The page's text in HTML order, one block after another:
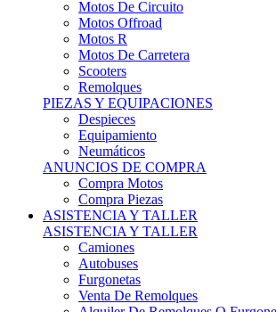
Motos R
Motos De Carretera
Scooters
Remolques
PIEZAS Y EQUIPACIONES
Despieces
Equipamiento
Neumáticos
ANUNCIOS DE COMPRA
Compra Motos
Compra Piezas
ASISTENCIA Y TALLER
ASISTENCIA Y TALLER
Camiones
Autobuses
Furgonetas
Venta De Remolques
Alquiler De Remolques O Furgones
Carpas